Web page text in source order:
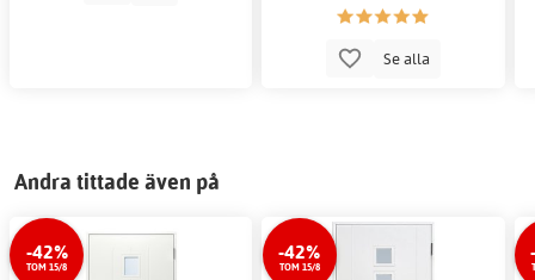
Se alla
Andra tittade även på
-42%
TOM 15/8
-42%
TOM 15/8